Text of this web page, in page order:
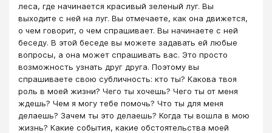
леса, где начинается красивый зеленый луг. Вы
выходите с ней на луг. Вы отмечаете, как она движется,
о чем говорит, о чем спрашивает. Вы начинаете с ней
беседу. В этой беседе вы можете задавать ей любые
вопросы, а она может спрашивать вас. Это просто
возможность узнать друг друга. Поэтому вы
спрашиваете свою субличность: кто ты? Какова твоя
роль в моей жизни? Чего ты хочешь? Чего ты от меня
ждешь? Чем я могу тебе помочь? Что ты для меня
делаешь? Зачем ты это делаешь? Когда ты вошла в мою
жизнь? Какие события, какие обстоятельства моей